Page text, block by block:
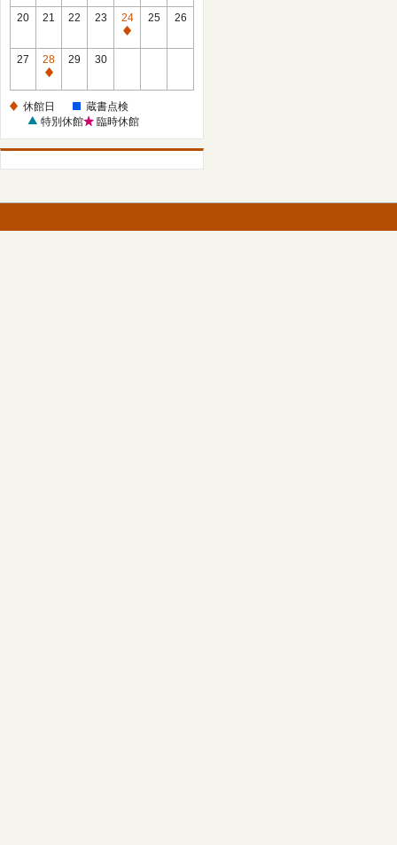
館
館
20 21 22 23
24
休
25 26
27
28
休
日
29 30
休館日
蔵書点検
特別休館
臨時休館